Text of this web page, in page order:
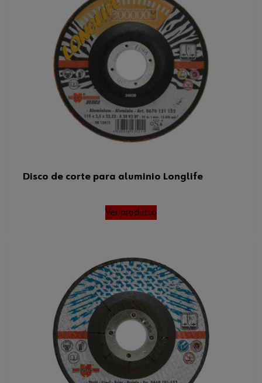
Disco de corte para aluminio Longlife
Ver producto